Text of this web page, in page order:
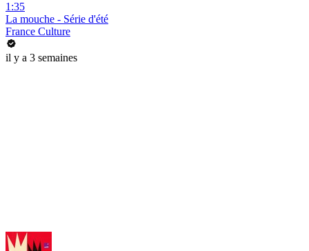
1:35
La mouche - Série d'été
France Culture
il y a 3 semaines